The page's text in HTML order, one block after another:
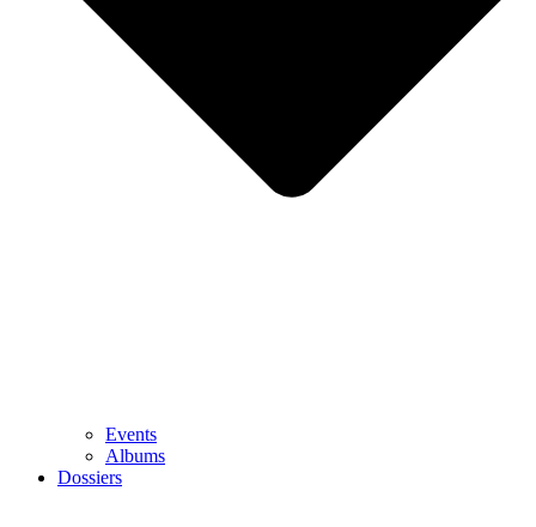
Events
Albums
Dossiers